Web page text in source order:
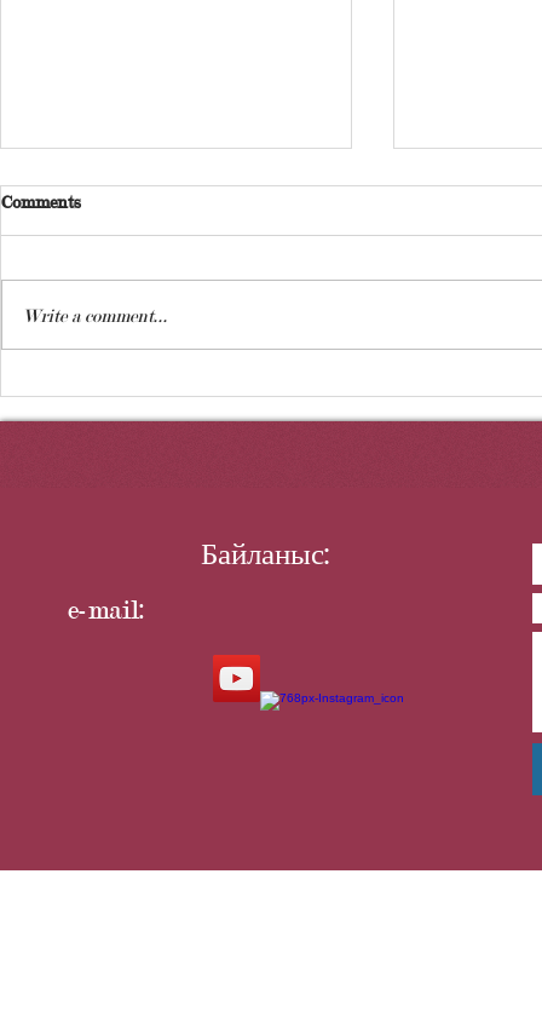
ҚЫЛЫҚ САНАТЫНЫҢ
бұрыштар:
Comments
Write a comment...
Байланыс:
e-mail: